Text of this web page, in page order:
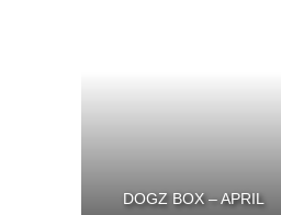
DOGZ BOX – APRIL